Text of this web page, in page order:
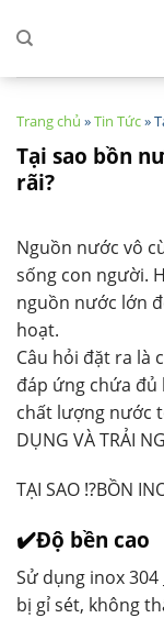
Trang chủ »Tin Tức»
Tại sao bồn
rãi?
Nguồn nước vô
sống con người.
nguồn nước lớn
hoạt.
Câu hỏi đặt ra là
đáp ứng chứa
chất lượng nước
DỤNG VÀ TRẢI
TẠI SAO ⁉️BỒN
✔️Độ bền cao
Sử dụng inox
bị gỉ sét, không